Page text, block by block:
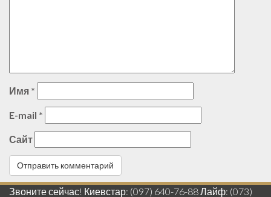
Имя *
E-mail *
Сайт
Звоните сейчас! Киевстар: (097) 640-76-88 Лайф: (073)